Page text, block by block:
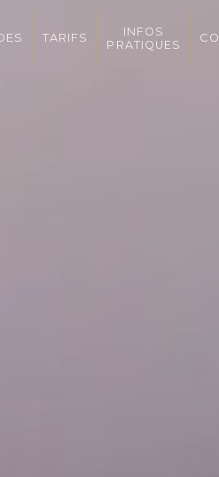
TARIFS
INFOS
PRATIQUES